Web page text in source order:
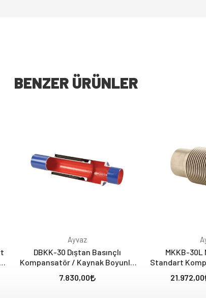
BENZER ÜRÜNLER
Ayvaz
DBKK-30 Dıştan Basınçlı
Kompansatör / Kaynak Boyunlu
(30 mm Genleşmeli -20, +10)
7.830,00
MKKB-
Standart
Boyunlu
21.972,00